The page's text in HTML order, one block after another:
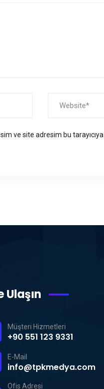
ve site adresim bu
Ulaşın
Müşteri Hizmetleri
+90 551 123 9331
E-Mail
info@tpkmedya.com
Ofis Adresi